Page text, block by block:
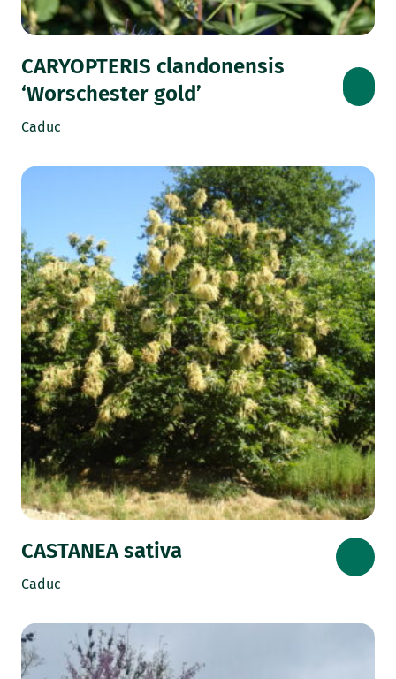
CARYOPTERIS clandonensis
‘Worschester gold’
Caduc
CASTANEA sativa
Caduc